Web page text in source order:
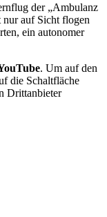
der „Ambulanz
auf Sicht flogen
ein autonomer
. Um auf den
die Schaltfläche
Drittanbieter